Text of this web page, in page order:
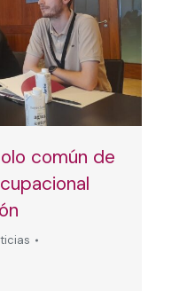
común de